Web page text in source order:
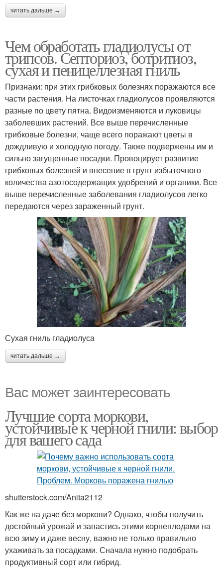
читать дальше →
Чем обработать гладиолусы от
трипсов. Септориоз, ботритиоз,
сухая и пеницеллезная гниль
Признаки: при этих грибковых болезнях поражаются все
части растения. На листочках гладиолусов проявляются
разные по цвету пятна. Видоизменяются и луковицы
заболевших растений. Все выше перечисленные
грибковые болезни, чаще всего поражают цветы в
дождливую и холодную погоду. Также подвержены им и
сильно загущенные посадки. Провоцирует развитие
грибковых болезней и внесение в грунт избыточного
количества азотосодержащих удобрений и органики. Все
выше перечисленные заболевания гладиолусов легко
передаются через зараженный грунт.
Сухая гниль гладиолуса
читать дальше →
Вас может заинтересовать
Лучшие сорта моркови,
устойчивые к черной гнили: выбор
для вашего сада
shutterstock.com/Anita2112
Как же на даче без моркови? Однако, чтобы получить
достойный урожай и запастись этими корнеплодами на
всю зиму и даже весну, важно не только правильно
ухаживать за посадками. Сначала нужно подобрать
продуктивный сорт или гибрид.